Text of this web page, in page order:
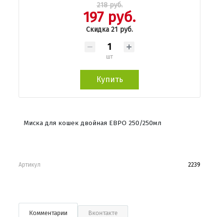
218 руб.
197 руб.
Скидка 21 руб.
шт
Купить
Миска для кошек двойная ЕВРО 250/250мл
Артикул 2239
Комментарии Вконтакте